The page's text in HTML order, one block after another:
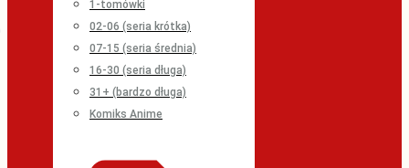
1-tomówki
02-06 (seria krótka)
07-15 (seria średnia)
16-30 (seria długa)
31+ (bardzo długa)
Komiks Anime